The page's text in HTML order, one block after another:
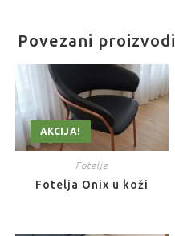
Povezani proizvodi
AKCIJA!
Fotelje
Fotelja Onix u koži